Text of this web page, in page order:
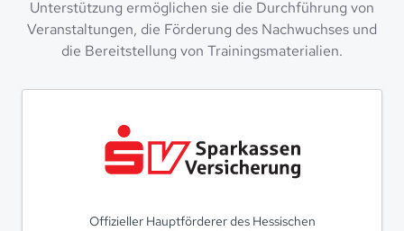
Unterstützung ermöglichen sie die Durchführung von
Veranstaltungen, die Förderung des Nachwuchses und
die Bereitstellung von Trainingsmaterialien.
Offizieller Hauptförderer des Hessischen